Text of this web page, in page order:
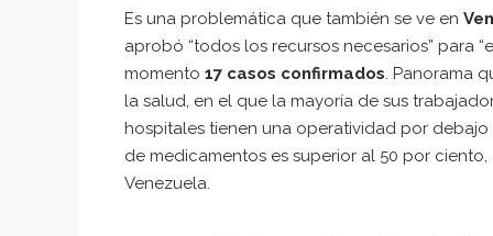
Es una problemática que también se ve en
aprobó “todos los recursos necesarios” para
momento 17 casos confirmados. Panorama
la salud, en el que la mayoría de sus
hospitales tienen una operatividad por
de medicamentos es superior al 50 por
Venezuela.